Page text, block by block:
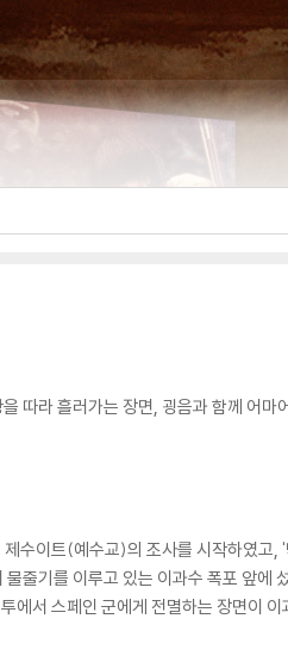
따라 흘러가는 장면, 굉음과 함께 어마
수이트(예수교)의 조사를 시작하였고,
줄기를 이루고 있는 이과수 폭포 앞에
에서 스페인 군에게 전멸하는 장면이 이